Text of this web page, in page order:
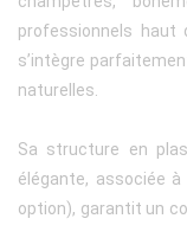
professionnels haut
s’intègre
naturelles.
Sa structure en
élégante, associée
option), garantit un